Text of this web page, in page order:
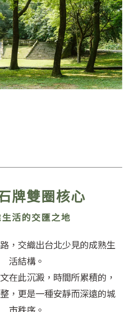
牌雙圈核心
活的交匯之地
，交織出台北少見的成熟生
活結構。
在此沉澱，時間所累積的，
，更是一種安靜而深遠的城